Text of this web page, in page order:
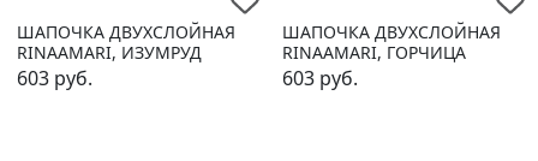
ШАПОЧКА ДВУХСЛОЙНАЯ
RINAAMARI, ИЗУМРУД
603 руб.
ШАПОЧКА ДВУХСЛОЙНАЯ
RINAAMARI, ГОРЧИЦА
603 руб.